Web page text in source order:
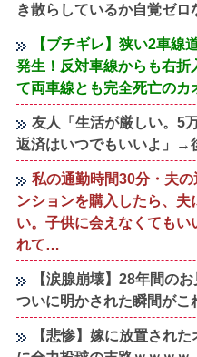
き散らしているか自覚ゼロ
【ブチギレ】狭い2車線
発生！反対車線からも右
て両車線とも完全死亡の
友人「生活が厳しい。5
返済はいつでもいいよ」
私の通勤時間30分・夫
ンションを購入したら、
い。子供に会えなくても
れて…
【涙腺崩壊】28年間の
ついに明かされた瞬間がこ
【悲惨】嫁に放置され